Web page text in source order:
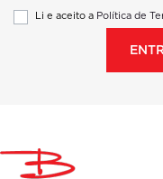
Li e aceito a Política de